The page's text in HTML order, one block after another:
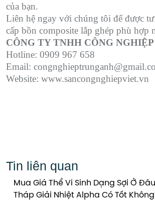
của bạn.
Liên hệ ngay với chúng tôi để được
cấp bồn composite lắp ghép phù hợp
CÔNG TY TNHH CÔNG
Hotline: 0909 967 658
Email:
Website: www.sancongnghiepviet.vn
Tin liên quan
Mua Giá Thể Vi Sinh Dạng Sợi Ở
Tháp Giải Nhiệt Alpha Có Tốt